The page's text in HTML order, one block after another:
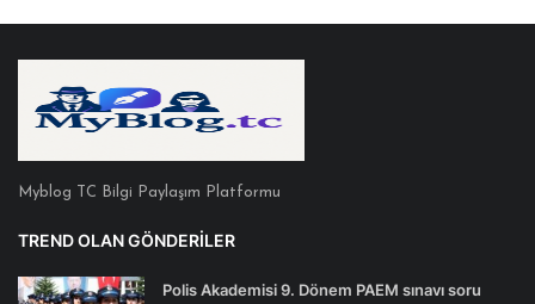
Myblog TC Bilgi Paylaşım Platformu
TREND OLAN GÖNDERILER
Polis Akademisi 9. Dönem PAEM sınavı soru